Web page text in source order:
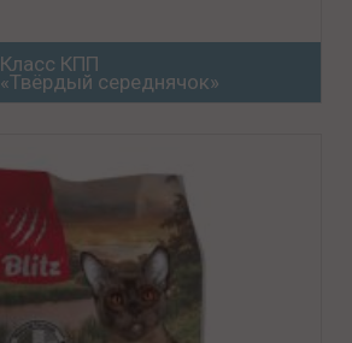
Класс КПП
«Твёрдый середнячок»